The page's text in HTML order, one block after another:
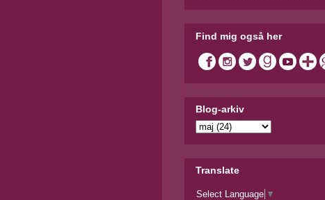
Find mig også her
Blog-arkiv
Translate
Select Language ▼